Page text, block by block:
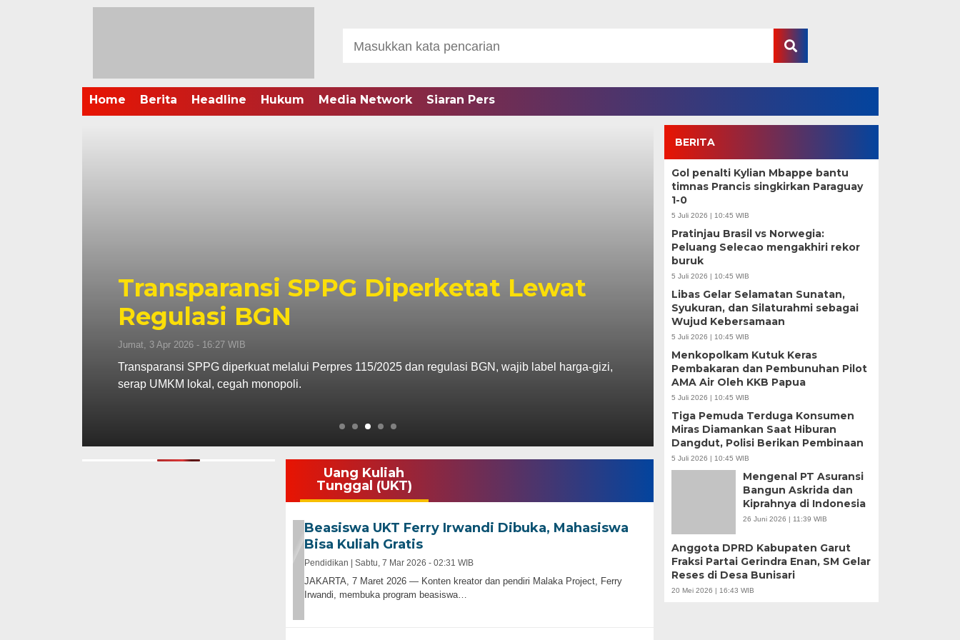
Home Berita Headline Hukum Media Network Siaran Pers
Transparansi SPPG Diperketat Lewat
Regulasi BGN
Jumat, 3 Apr 2026 - 16:27 WIB
Transparansi SPPG diperkuat melalui Perpres 115/2025 dan regulasi BGN, wajib label harga-gizi,
serap UMKM lokal, cegah monopoli.
Transparansi SPPG
BGN Larang
Transparansi SPPG disorot setelah dugaan rangkap
larang konflik kepentingan dan praktik tidak
Uang Kuliah
Tunggal (UKT)
Beasiswa UKT Ferry Irwandi Dibuka, Mahasiswa
Bisa Kuliah Gratis
Pendidikan | Sabtu, 7 Mar 2026 - 02:31 WIB
JAKARTA, 7 Maret 2026 — Konten kreator dan pendiri Malaka Project, Ferry
Irwandi, membuka program beasiswa…
BERITA
Gol penalti Kylian Mbappe bantu
timnas Prancis singkirkan Paraguay
1-0
5 Juli 2026 | 10:45 WIB
Pratinjau Brasil vs Norwegia:
Peluang Selecao mengakhiri rekor
buruk
5 Juli 2026 | 10:45 WIB
Libas Gelar Selamatan Sunatan,
Syukuran, dan Silaturahmi sebagai
Wujud Kebersamaan
5 Juli 2026 | 10:45 WIB
Menkopolkam Kutuk Keras
Pembakaran dan Pembunuhan Pilot
AMA Air Oleh KKB Papua
5 Juli 2026 | 10:45 WIB
Tiga Pemuda Terduga Konsumen
Miras Diamankan Saat Hiburan
Dangdut, Polisi Berikan Pembinaan
5 Juli 2026 | 10:45 WIB
Mengenal PT Asuransi
Bangun Askrida dan
Kiprahnya di Indonesia
26 Juni 2026 | 11:39 WIB
Anggota DPRD Kabupaten Garut
Fraksi Partai Gerindra Enan, SM Gelar
Reses di Desa Bunisari
20 Mei 2026 | 16:43 WIB